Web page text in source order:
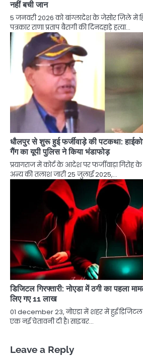
नहीं बची जान
5 जनवरी 2026 को बांग्लादेश के जेसोर ज़िले में
पत्रकार राणा प्रताप बैरागी की दिनदहाड़े हत्या…
धौलपुर से शुरू हुई फर्जीवाड़े की पटकथा:
गैंग का यूपी पुलिस ने किया भंडाफोड़
प्रयागराज में कोर्ट के आदेश पर फर्जीवाड़ा गिरोह
अन्य की तलाश जारी 25 जुलाई 2025,…
डिजिटल गिरफ्तारी: नोएडा में ठगी का पहला
लिए गए 11 लाख
01 december 23, नोएडा में शहर में हुई
एक नई चेतावनी दी है। साइबर…
Leave a Reply